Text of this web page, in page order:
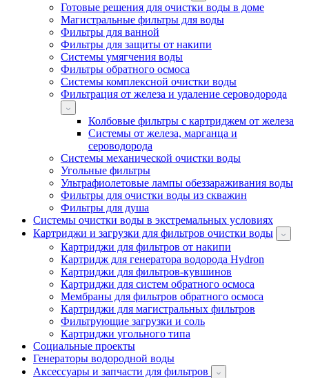
Готовые решения для очистки воды в доме
Магистральные фильтры для воды
Фильтры для ванной
Фильтры для защиты от накипи
Системы умягчения воды
Фильтры обратного осмоса
Системы комплексной очистки воды
Фильтрация от железа и удаление сероводорода
Колбовые фильтры с картриджем от железа
Системы от железа, марганца и
сероводорода
Системы механической очистки воды
Угольные фильтры
Ультрафиолетовые лампы обеззараживания воды
Фильтры для очистки воды из скважин
Фильтры для душа
Системы очистки воды в экстремальных условиях
Картриджи и загрузки для фильтров очистки воды
Картриджи для фильтров от накипи
Картридж для генератора водорода Hydron
Картриджи для фильтров-кувшинов
Картриджи для систем обратного осмоса
Мембраны для фильтров обратного осмоса
Картриджи для магистральных фильтров
Фильтрующие загрузки и соль
Картриджи угольного типа
Социальные проекты
Генераторы водородной воды
Аксессуары и запчасти для фильтров